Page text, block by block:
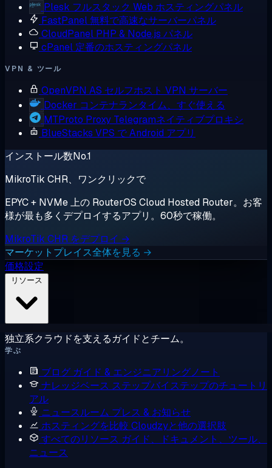
Plesk フルスタック Web ホスティングパネル
FastPanel無料で高速なサーバーパネル
CloudPanel PHP & Node.js パネル
cPanel 定番のホスティングパネル
VPN & ツール
OpenVPN AS セルフホスト VPN サーバー
Docker コンテナランタイム、すぐ使える
MTProto Proxy Telegramネイティブプロキシ
BlueStacks VPS で Android アプリ
インストール数No.1
MikroTik CHR、ワンクリックで
EPYC + NVMe 上の RouterOS Cloud Hosted Router。お客
様が最も多くデプロイするアプリ。60秒で稼働。
MikroTik CHR をデプロイ →
マーケットプレイス全体を見る →
価格設定
独立系クラウドを支えるガイドとチーム。
学ぶ
ブログ ガイド & エンジニアリングノート
ナレッジベース ステップバイステップのチュートリ
アル
ニュースルーム プレス & お知らせ
ホスティングを比較 Cloudzyと他の選択肢
すべてのリソース ガイド、ドキュメント、ツール、
ニュース